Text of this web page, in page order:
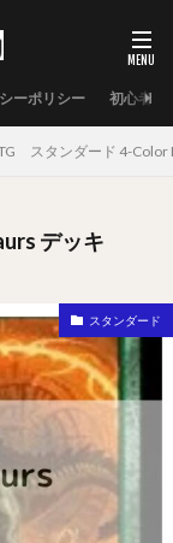
ーポリシー 初心者向
スタンダード 4-Color
デッキ
スタンダード